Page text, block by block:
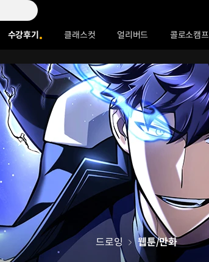
수강후기 클래스컷 얼리버드 콜로소캠프
드로잉 웹툰/만화